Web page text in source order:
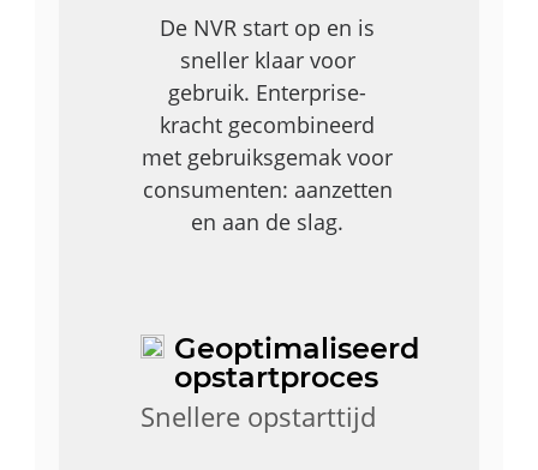
De NVR start op en is
sneller klaar voor
gebruik. Enterprise-
kracht gecombineerd
met gebruiksgemak voor
consumenten: aanzetten
en aan de slag.
Geoptimaliseerd
opstartproces
Snellere opstarttijd